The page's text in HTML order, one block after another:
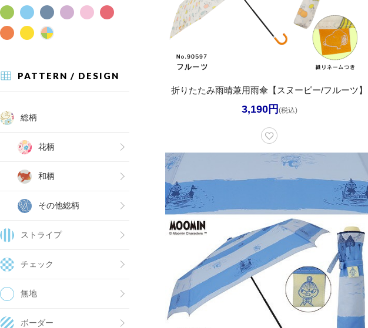
PATTERN / DESIGN
総柄
花柄
和柄
その他総柄
ストライプ
チェック
無地
ボーダー
折りたたみ雨晴兼用雨傘【スヌーピー/フルーツ】
3,190円 (税込)